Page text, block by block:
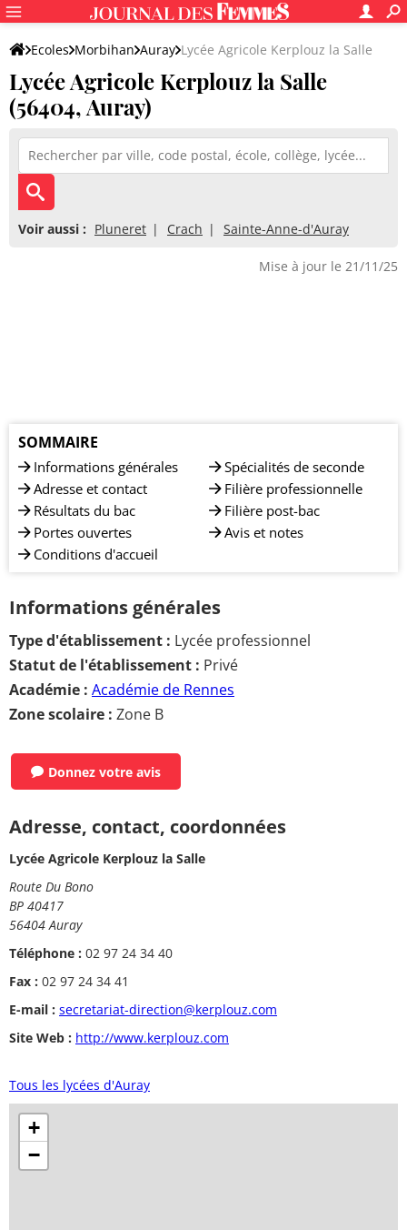
Ecoles Morbihan Auray Lycée Agricole Kerplouz la Salle
Lycée Agricole Kerplouz la Salle
(56404, Auray)
Voir aussi : Pluneret Crach Sainte-Anne-d'Auray
Mise à jour le 21/11/25
SOMMAIRE
Informations générales
Adresse et contact
Résultats du bac
Portes ouvertes
Conditions d'accueil
Spécialités de seconde
Filière professionnelle
Filière post-bac
Avis et notes
Informations générales
Type d'établissement : Lycée professionnel
Statut de l'établissement : Privé
Académie : Académie de Rennes
Zone scolaire : Zone B
Donnez votre avis
Adresse, contact, coordonnées
Lycée Agricole Kerplouz la Salle
Route Du Bono
BP 40417
56404 Auray
Téléphone : 02 97 24 34 40
Fax : 02 97 24 34 41
E-mail : secretariat-direction@kerplouz.com
Site Web : http://www.kerplouz.com
Tous les lycées d'Auray
+
−